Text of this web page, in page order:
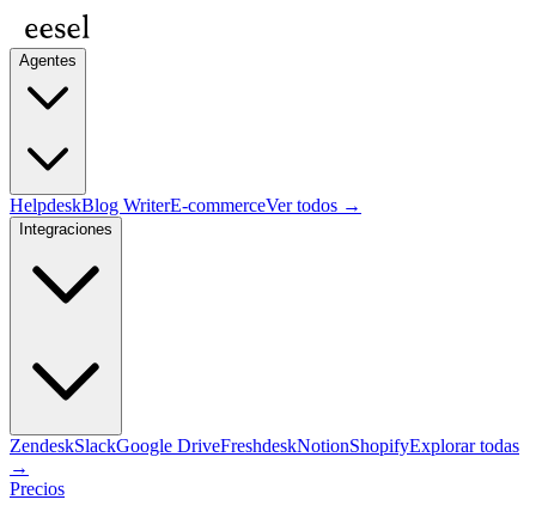
Agentes
HelpdeskBlog WriterE-commerceVer todos →
Integraciones
ZendeskSlackGoogle DriveFreshdeskNotionShopifyExplorar todas
→
Precios